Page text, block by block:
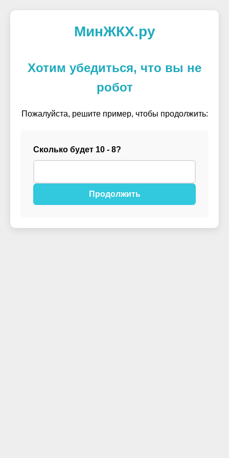
МинЖКХ.ру
Хотим убедиться, что вы не
робот
Пожалуйста, решите пример, чтобы продолжить:
Сколько будет 10 - 8?
Продолжить